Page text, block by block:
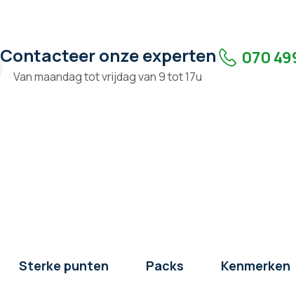
Contacteer onze experten
Van maandag tot vrijdag van 9 tot 17u
070
Sterke punten Packs Kenmerken